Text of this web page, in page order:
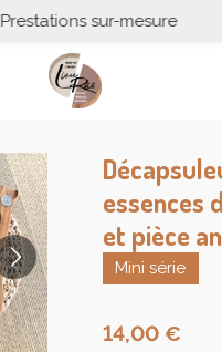
Prestations sur-mesure
essences
et pièce
Mini série
14,00 €